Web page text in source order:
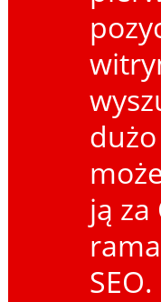
ją za
SEO.